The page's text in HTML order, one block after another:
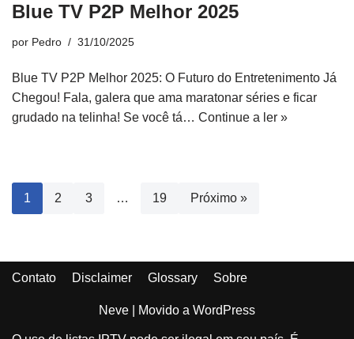
Blue TV P2P Melhor 2025
por Pedro 31/10/2025
Blue TV P2P Melhor 2025: O Futuro do Entretenimento Já
Chegou! Fala, galera que ama maratonar séries e ficar
grudado na telinha! Se você tá… Continue a ler »
1 2 3 … 19 Próximo »
Contato Disclaimer Glossary Sobre
Neve | Movido a WordPress